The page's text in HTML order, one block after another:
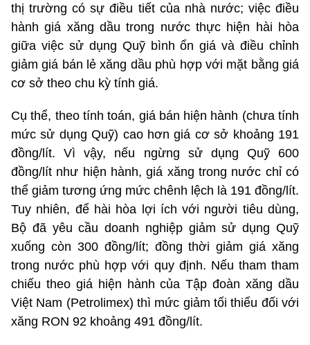
thị trường có sự điều tiết của nhà nước; việc điều
hành giá xăng dầu trong nước thực hiện hài hòa
giữa việc sử dụng Quỹ bình ổn giá và điều chỉnh
giảm giá bán lẻ xăng dầu phù hợp với mặt bằng giá
cơ sở theo chu kỳ tính giá.
Cụ thể, theo tính toán, giá bán hiện hành (chưa tính
mức sử dụng Quỹ) cao hơn giá cơ sở khoảng 191
đồng/lít. Vì vậy, nếu ngừng sử dụng Quỹ 600
đồng/lít như hiện hành, giá xăng trong nước chỉ có
thể giảm tương ứng mức chênh lệch là 191 đồng/lít.
Tuy nhiên, để hài hòa lợi ích với người tiêu dùng,
Bộ đã yêu cầu doanh nghiệp giảm sử dụng Quỹ
xuống còn 300 đồng/lít; đồng thời giảm giá xăng
trong nước phù hợp với quy định. Nếu tham tham
chiếu theo giá hiện hành của Tập đoàn xăng dầu
Việt Nam (Petrolimex) thì mức giảm tối thiểu đối với
xăng RON 92 khoảng 491 đồng/lít.